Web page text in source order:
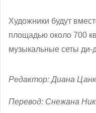
Художники будут
площадью около 700
музыкальные сеты ди-
Редактор: Диана
Перевод: Снежана